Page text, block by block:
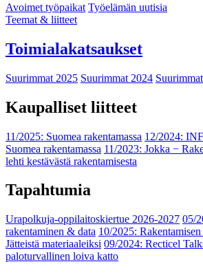
Avoimet työpaikat Työelämän uutisia
Teemat & liitteet
Toimialakatsaukset
Suurimmat 2025 Suurimmat 2024
Kaupalliset liitteet
11/2025: Suomea rakentamassa 12/2024:
Suomea rakentamassa 11/2023: Jokka −
lehti kestävästä rakentamisesta
Tapahtumia
Urapolkuja-oppilaitoskiertue 2026-2027 05/
rakentaminen & data 10/2025:
Jätteistä materiaaleiksi 09/2024: Recticel
paloturvallinen loiva katto